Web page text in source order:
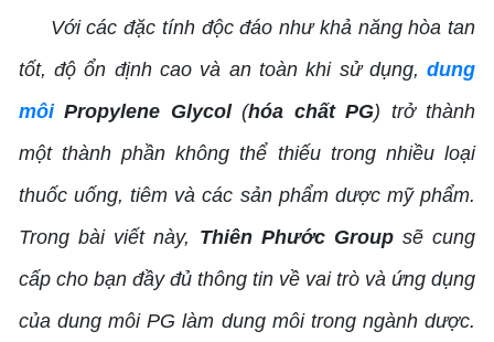
Với các đặc tính độc đáo như khả năng hòa tan
tốt, độ ổn định cao và an toàn khi sử dụng,dung
môiPropylene Glycol(hóa chất PG) trở thành
một thành phần không thể thiếu trong nhiều loại
thuốc uống, tiêm và các sản phẩm dược mỹ phẩm.
Trong bài viết này, Thiên Phước Groupsẽ cung
cấp cho bạn đầy đủ thông tin về vai trò và ứng dụng
của dung môi PG làm dung môi trong ngành dược.